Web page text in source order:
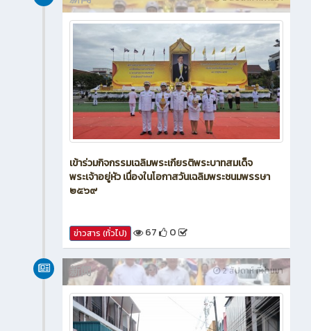
เข้าร่วมกิจกรรมเฉลิมพระเกียรติพระบาทสมเด็จ
พระเจ้าอยู่หัว เนื่องในโอกาสวันเฉลิมพระชนมพรรษา
๒๕๖๙
ข่าวสาร (ทั่วไป) 67 0
2 สัปดาห์ ที่ผ่านมา
新闻